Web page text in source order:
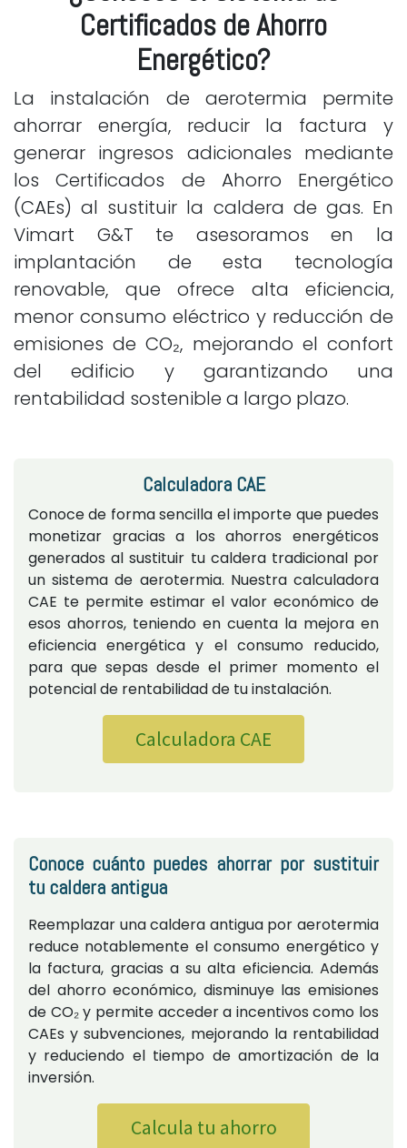
Certificados de Ahorro
Energético?
La instalación de aerotermia permite
ahorrar energía, reducir la factura y
generar ingresos adicionales mediante
los Certificados de Ahorro Energético
(CAEs) al sustituir la caldera de gas. En
Vimart G&T te asesoramos en la
implantación de esta tecnología
renovable, que ofrece alta eficiencia,
menor consumo eléctrico y reducción de
emisiones de CO₂, mejorando el confort
del edificio y garantizando una
rentabilidad sostenible a largo plazo.
Calculadora CAE
Conoce de forma sencilla el importe que puedes
monetizar gracias a los ahorros energéticos
generados al sustituir tu caldera tradicional por
un sistema de aerotermia. Nuestra calculadora
CAE te permite estimar el valor económico de
esos ahorros, teniendo en cuenta la mejora en
eficiencia energética y el consumo reducido,
para que sepas desde el primer momento el
potencial de rentabilidad de tu instalación.
Calculadora CAE
Conoce cuánto puedes ahorrar por sustituir
tu caldera antigua
Reemplazar una caldera antigua por aerotermia
reduce notablemente el consumo energético y
la factura, gracias a su alta eficiencia. Además
del ahorro económico, disminuye las emisiones
de CO₂ y permite acceder a incentivos como los
CAEs y subvenciones, mejorando la rentabilidad
y reduciendo el tiempo de amortización de la
inversión.
Calcula tu ahorro